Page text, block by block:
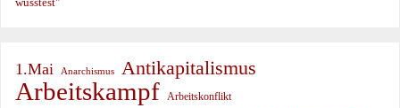
1.Mai Anarchismus Antikapitalismus
Arbeitskampf Arbeitskonflikt